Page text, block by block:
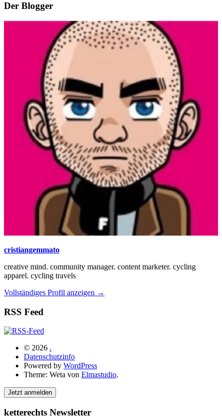
Der Blogger
cristiangemmato
creative mind. community manager. content marketer. cycling
apparel. cycling travels
Vollständiges Profil anzeigen →
RSS Feed
© 2026 .
Datenschutzinfo
Powered by WordPress
Theme: Weta von Elmastudio.
Jetzt anmelden
ketterechts Newsletter